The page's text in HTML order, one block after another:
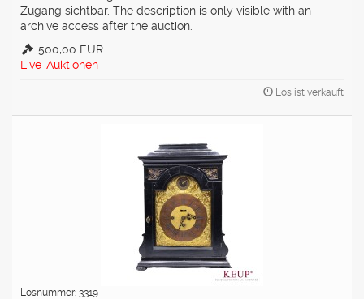
Zugang sichtbar. The description is only visible with an
archive access after the auction.
500,00 EUR
Live-Auktionen
Los ist verkauft
Losnummer: 3319